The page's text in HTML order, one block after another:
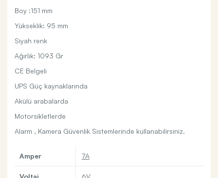
Boy :151 mm
Yükseklik: 95 mm
Siyah renk
Ağırlık: 1093 Gr
CE Belgeli
UPS Güç kaynaklarında
Akülü arabalarda
Motorsikletlerde
Alarm , Kamera Güvenlik Sistemlerinde kullanabilirsiniz.
Amper 7A
Voltaj 6V